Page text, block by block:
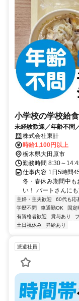
小学校の学校給
未経験歓迎／年齢不問
い！急なお休みにも対応
株式会社東計
時給1,100円以上
栃木県大田原市
勤務時間 8:30～
仕事内容 1日5時間
冬・春休み期間中
い！ パートさんに
主婦・主夫歓迎 60代も応
学歴不問
車通勤OK 固定
有資格者歓迎
賞与あり
土日祝休み
昇給あり
派遣社員